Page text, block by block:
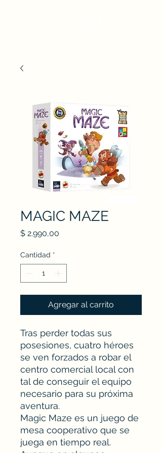
MAGIC MAZE
$ 2.990,00
Cantidad *
Agregar al carrito
Tras perder todas sus
posesiones, cuatro héroes
se ven forzados a robar el
centro comercial local con
tal de conseguir el equipo
necesario para su próxima
aventura.
Magic Maze es un juego de
mesa cooperativo que se
juega en tiempo real.